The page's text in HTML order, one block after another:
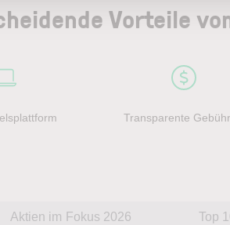
Vorteile
Transparente
Aktien im Fokus 2026 Top